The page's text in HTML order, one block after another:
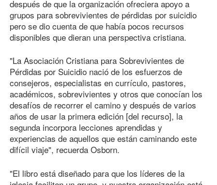
después de que la organización ofreciera apoyo a
grupos para sobrevivientes de pérdidas por suicidio
pero se dio cuenta de que había pocos recursos
disponibles que dieran una perspectiva cristiana.
"La Asociación Cristiana para Sobrevivientes de
Pérdidas por Suicidio nació de los esfuerzos de
consejeros, especialistas en currículo, pastores,
académicos, sobrevivientes y otros que conocían los
desafíos de recorrer el camino y después de varios
años de usar la primera edición [del recurso], la
segunda incorpora lecciones aprendidas y
experiencias de aquellos que están caminando este
difícil viaje", recuerda Osborn.
"El libro está diseñado para que los líderes de la